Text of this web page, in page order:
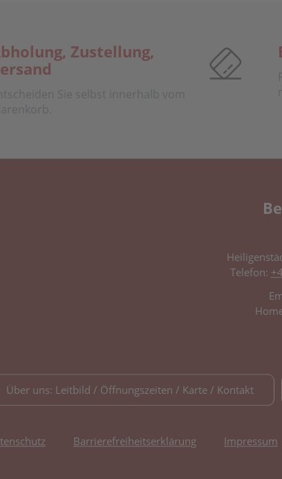
Zustellung,
Sie selbst innerhalb vom
Telefon:
Über uns: Leitbild / Öffnungszeiten / Karte / Kontakt
Barrierefreiheitserklärung Impressum